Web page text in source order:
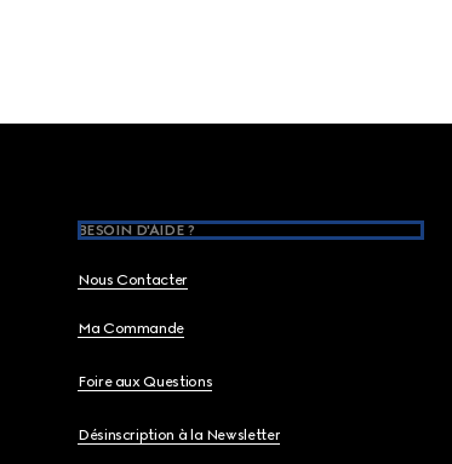
BESOIN D'AIDE ?
Nous Contacter
Ma Commande
Foire aux Questions
Désinscription à la Newsletter